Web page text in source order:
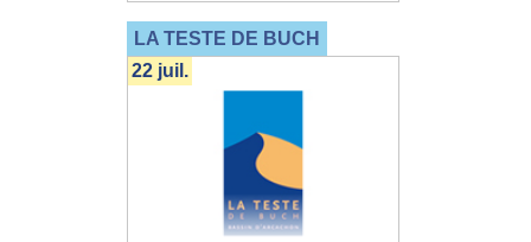
LA TESTE DE BUCH
22 juil.